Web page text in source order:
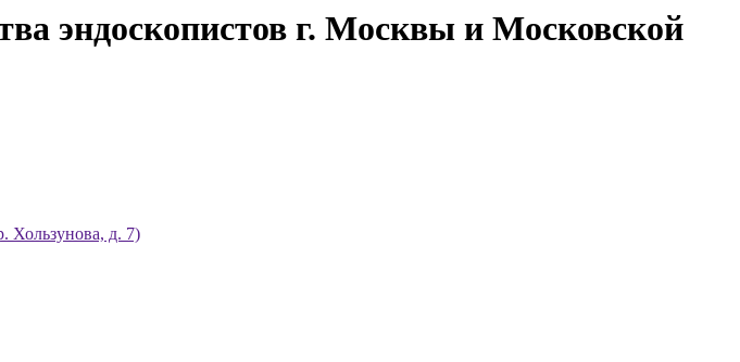
эндоскопистов г. Москвы и Московской
Хользунова, д. 7)